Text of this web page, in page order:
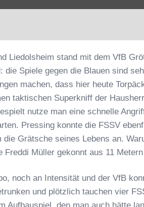
Liedolsheim stand mit dem VfB
Spiele gegen die Blauen sind
machen, dass hier heute
taktischen Superkniff der
nutze man eine schnelle
Pressing konnte die FSSV
Grätsche seines Lebens an.
Müller gekonnt aus 11
noch an Intensität und der VfB
und plötzlich tauchen vier